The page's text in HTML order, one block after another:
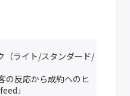
（ライト/スタンダード/
の反応から成約へのヒ
」